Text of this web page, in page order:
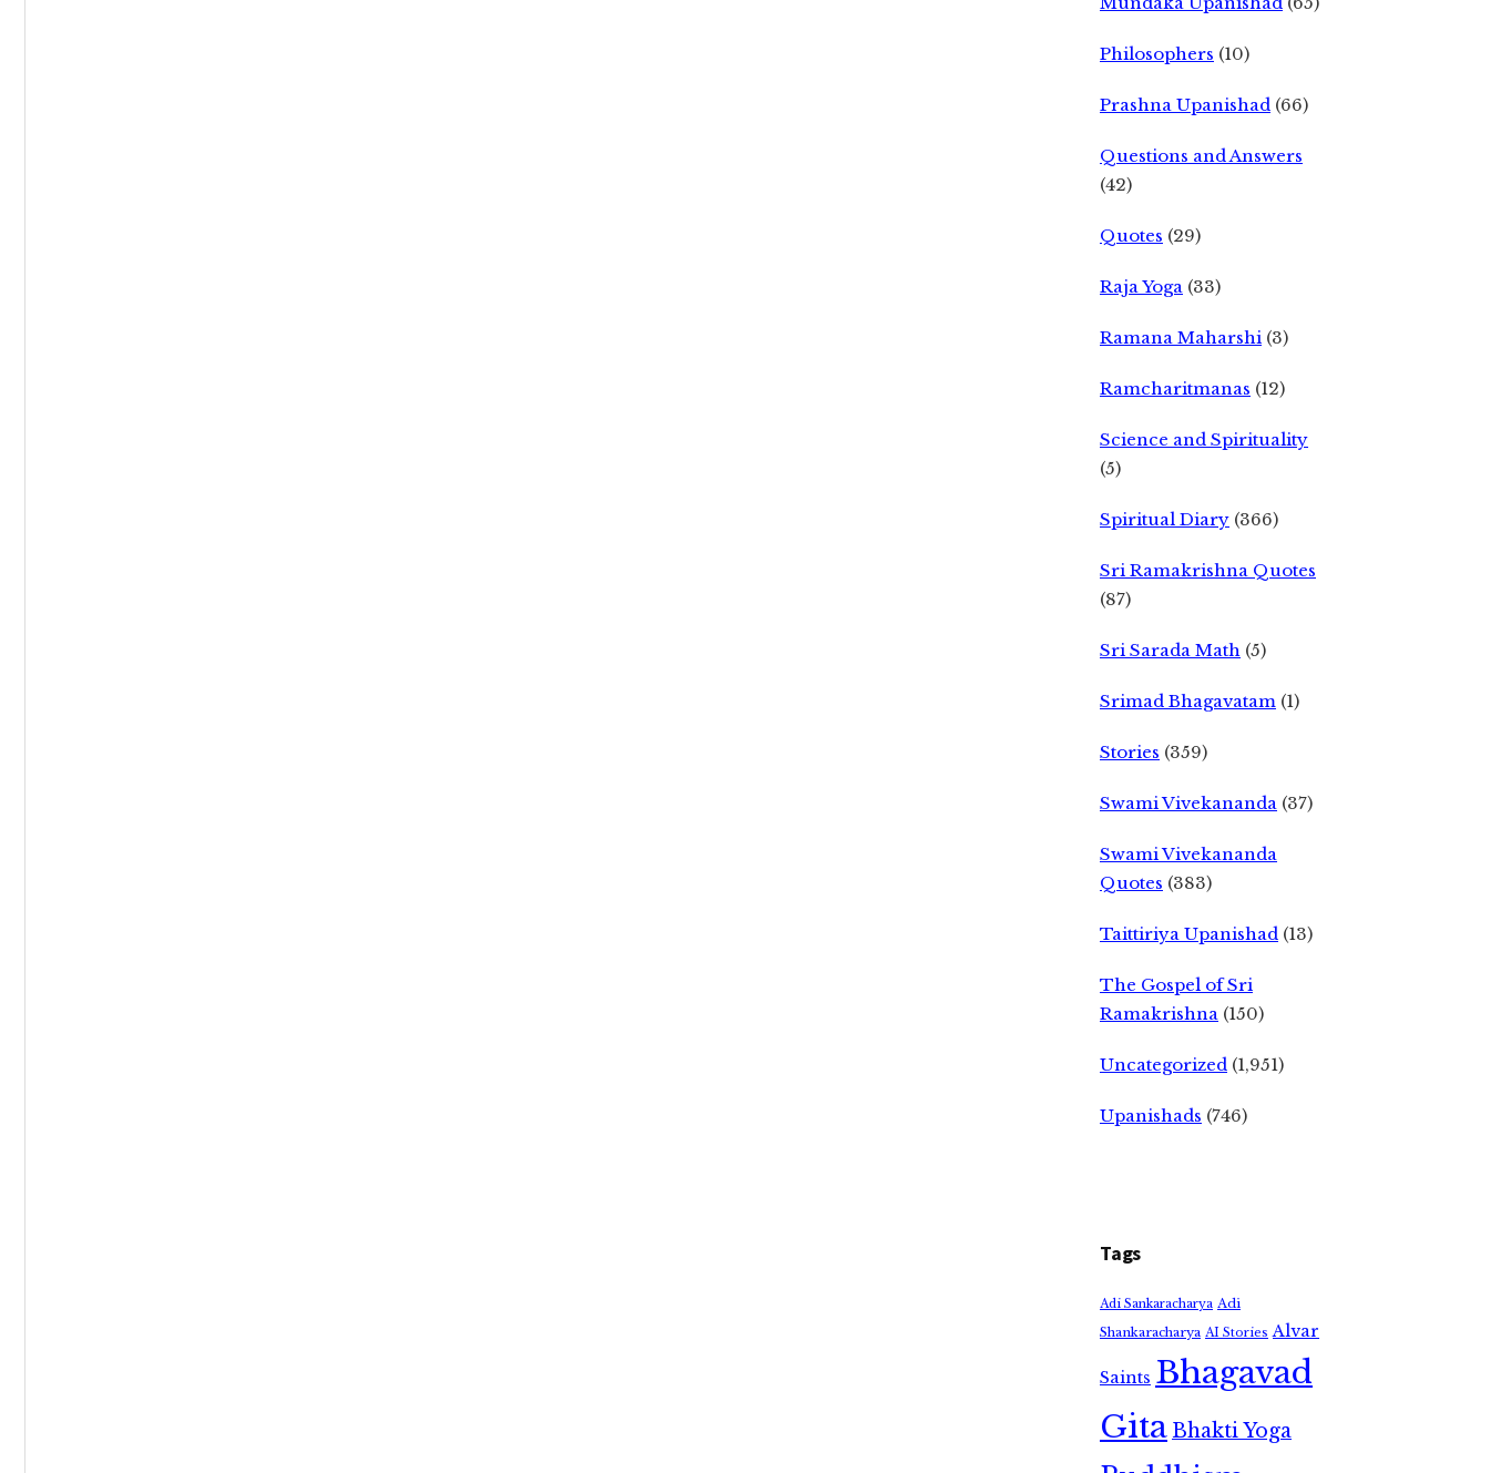
Philosophers (10)
Prashna Upanishad (66)
Questions and Answers
(42)
Quotes (29)
Raja Yoga (33)
Ramana Maharshi (3)
Ramcharitmanas (12)
Science and Spirituality
(5)
Spiritual Diary (366)
Sri Ramakrishna Quotes
(87)
Sri Sarada Math (5)
Srimad Bhagavatam (1)
Stories (359)
Swami Vivekananda (37)
Swami Vivekananda
Quotes (383)
Taittiriya Upanishad (13)
The Gospel of Sri
Ramakrishna (150)
Uncategorized (1,951)
Upanishads (746)
Tags
Adi Sankaracharya Adi
Shankaracharya AI Stories Alvar
Saints Bhagavad
GitaBhakti Yoga